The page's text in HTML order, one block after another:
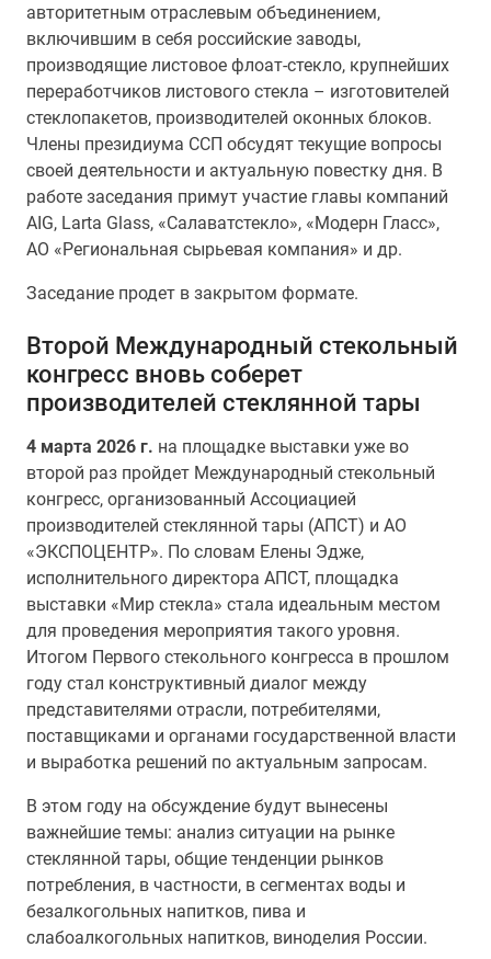
авторитетным отраслевым объединением,
включившим в себя российские заводы,
производящие листовое флоат-стекло, крупнейших
переработчиков листового стекла – изготовителей
стеклопакетов, производителей оконных блоков.
Члены президиума ССП обсудят текущие вопросы
своей деятельности и актуальную повестку дня. В
работе заседания примут участие главы компаний
AIG, Larta Glass, «Салаватстекло», «Модерн Гласс»,
АО «Региональная сырьевая компания» и др.
Заседание продет в закрытом формате.
Второй Международный стекольный
конгресс вновь соберет
производителей стеклянной тары
4 марта 2026 г. на площадке выставки уже во
второй раз пройдет Международный стекольный
конгресс, организованный Ассоциацией
производителей стеклянной тары (АПСТ) и АО
«ЭКСПОЦЕНТР». По словам Елены Эдже,
исполнительного директора АПСТ, площадка
выставки «Мир стекла» стала идеальным местом
для проведения мероприятия такого уровня.
Итогом Первого стекольного конгресса в прошлом
году стал конструктивный диалог между
представителями отрасли, потребителями,
поставщиками и органами государственной власти
и выработка решений по актуальным запросам.
В этом году на обсуждение будут вынесены
важнейшие темы: анализ ситуации на рынке
стеклянной тары, общие тенденции рынков
потребления, в частности, в сегментах воды и
безалкогольных напитков, пива и
слабоалкогольных напитков, виноделия России.